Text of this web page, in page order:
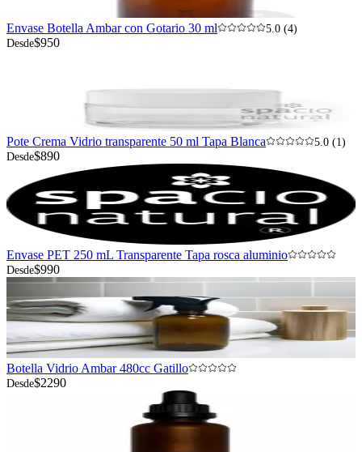
Envase Botella Ambar con Gotario 30 ml
5.0 (4)
Desde$950
Pote Crema Vidrio transparente 50 ml Tapa Blanca
5.0 (1)
Desde$890
Envase PET 250 mL Transparente Tapa rosca aluminio
Desde$990
Botella Vidrio Ambar 480cc Gatillo
Desde$2290